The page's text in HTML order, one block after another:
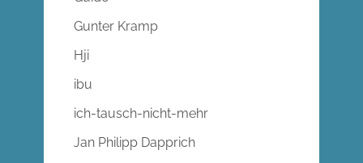
Gunter Kramp
Hji
ibu
ich-tausch-nicht-mehr
Jan Philipp Dapprich